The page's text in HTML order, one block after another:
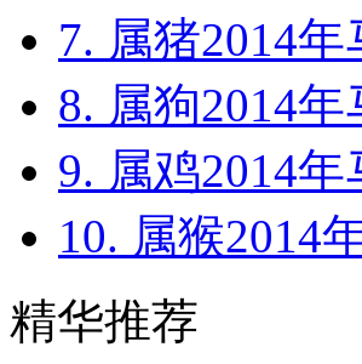
7. 属猪2014
8. 属狗2014
9. 属鸡2014
10. 属猴2014
精华推荐